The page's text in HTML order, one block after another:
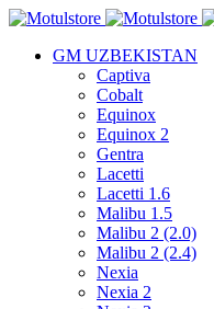
GM UZBEKISTAN
Captiva
Cobalt
Equinox
Equinox 2
Gentra
Lacetti
Lacetti 1.6
Malibu 1.5
Malibu 2 (2.0)
Malibu 2 (2.4)
Nexia
Nexia 2